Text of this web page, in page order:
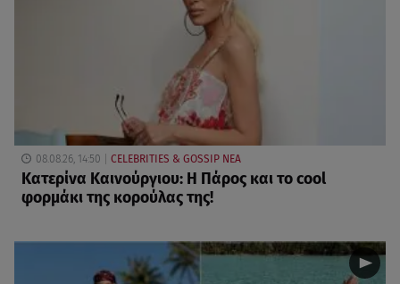
08.08.26, 14:50 CELEBRITIES & GOSSIP ΝΕΑ
Κατερίνα Καινούργιου: Η Πάρος και το cool
φορμάκι της κορούλας της!